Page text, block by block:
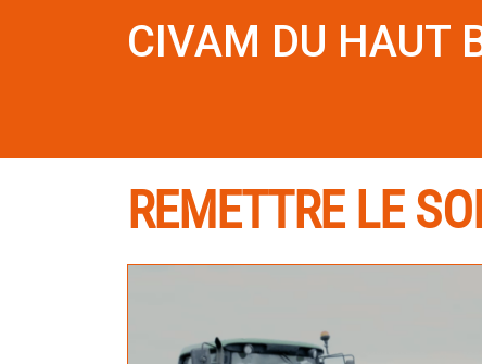
CIVAM DU HAUT
REMETTRE LE